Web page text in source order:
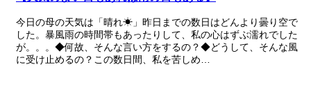
今日の母の天気は「晴れ☀」昨日までの数日はどんより曇り空で
した。暴風雨の時間帯もあったりして、私の心はずぶ濡れでした
が。。。◆何故、そんな言い方をするの？◆どうして、そんな風
に受け止めるの？この数日間、私を苦しめ…